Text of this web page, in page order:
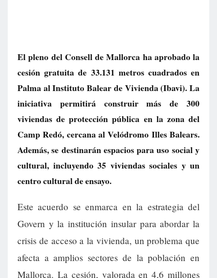
El pleno del Consell de Mallorca ha aprobado la
cesión gratuita de 33.131 metros cuadrados en
Palma al Instituto Balear de Vivienda (Ibavi). La
iniciativa permitirá construir más de 300
viviendas de protección pública en la zona del
Camp Redó, cercana al Velódromo Illes Balears.
Además, se destinarán espacios para uso social y
cultural, incluyendo 35 viviendas sociales y un
centro cultural de ensayo.
Este acuerdo se enmarca en la estrategia del
Govern y la institución insular para abordar la
crisis de acceso a la vivienda, un problema que
afecta a amplios sectores de la población en
Mallorca. La cesión, valorada en 4,6 millones